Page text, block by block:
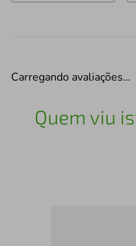
Carregando avaliações…
Quem viu